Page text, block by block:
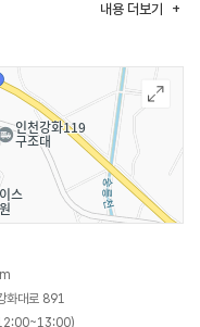
등 다양한 체험 프로그램을
, 왕골 인테리어 소품 등을
이 어우러진 이색적인
내용 더보기
화대로 891